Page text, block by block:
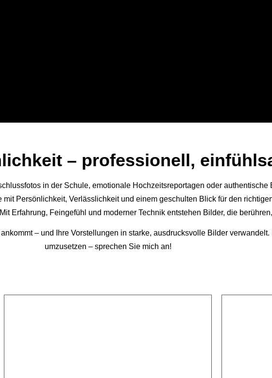
Lösungen für
Online-Login.
– professionell,
in der Schule, emotionale Hochzeitsreportagen oder
Persönlichkeit, Verlässlichkeit und einem geschulten Blick für den
Erfahrung, Feingefühl und moderner Technik entstehen Bilder, die
– und Ihre Vorstellungen in starke, ausdrucksvolle Bilder
umzusetzen – sprechen Sie mich an!